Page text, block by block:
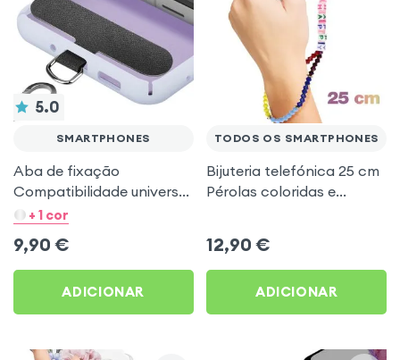
5.0
SMARTPHONES
Aba de fixação
Compatibilidade universal
com cordas e cordões
+ 1 cor
9,90 €
ADICIONAR
TODOS OS SMARTPHONES
Bijuteria telefónica 25 cm
Pérolas coloridas e
12,90 €
ADICIONAR